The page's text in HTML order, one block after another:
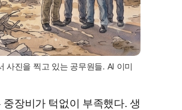
사진을 찍고 있는 공무원들. AI 이미
장비가 턱없이 부족했다. 생